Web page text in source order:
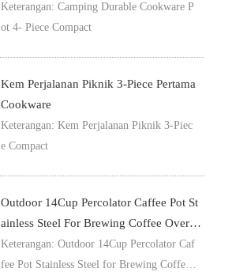
Keterangan: Camping Durable Cookware P
ot 4- Piece Compact
Kem Perjalanan Piknik 3-Piece Pertama
Cookware
Keterangan: Kem Perjalanan Piknik 3-Piec
e Compact
Outdoor 14Cup Percolator Caffee Pot St
Ainless Steel For Brewing Coffee Over St
Ove And Fire
Keterangan: Outdoor 14Cup Percolator Caf
fee Pot Stainless Steel for Brewing Coffe